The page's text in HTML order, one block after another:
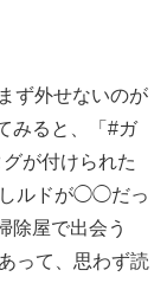
ず外せないのが
みると、「#ガ
が付けられた
しルドが◯◯だっ
除屋で出会う
って、思わず読